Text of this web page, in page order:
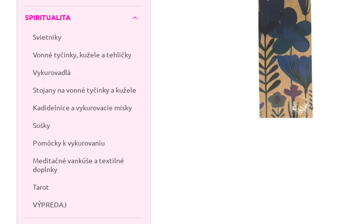
SPIRITUALITA
Svietniky
Vonné tyčinky, kužele a tehličky
Vykurovadlá
Stojany na vonné tyčinky a kužele
Kadidelnice a vykurovacie misky
Sošky
Pomôcky k vykurovaniu
Meditačné vankúše a textilné
doplnky
Tarot
VÝPREDAJ